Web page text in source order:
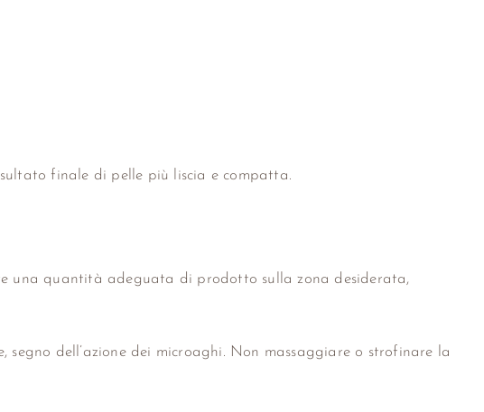
finale di pelle più liscia e compatta.
una quantità adeguata di prodotto sulla zona desiderata,
segno dell’azione dei microaghi. Non massaggiare o strofinare la